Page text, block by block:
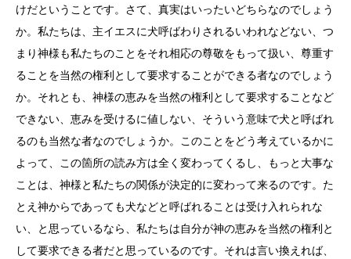
けだということです。さて、真実はいったいどちらなのでしょう
か。私たちは、主イエスに犬呼ばわりされるいわれなどない、つ
まり神様も私たちのことをそれ相応の尊敬をもって扱い、尊重す
ることを当然の権利として要求することができる者なのでしょう
か。それとも、神様の恵みを当然の権利として要求することなど
できない、恵みを受けるに値しない、そういう意味で犬と呼ばれ
るのも当然な者なのでしょうか。このことをどう考えているかに
よって、この箇所の読み方は全く変わってくるし、もっと大事な
ことは、神様と私たちの関係が決定的に変わって来るのです。た
とえ神からであっても犬などと呼ばれることは受け入れられな
い、と思っているなら、私たちは自分が神の恵みを当然の権利と
して要求できる者だと思っているのです。それは言い換えれば、